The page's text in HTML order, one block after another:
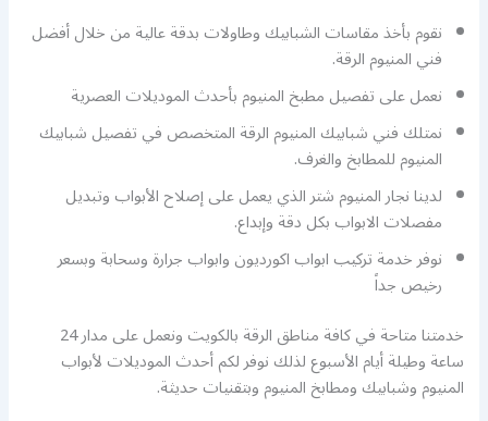
نقوم بأخذ مقاسات الشبابيك وطاولات بدقة عالية من خلال أفضل
فني المنيوم الرقة.
نعمل على تفصيل مطبخ المنيوم بأحدث الموديلات العصرية
نمتلك فني شبابيك المنيوم الرقة المتخصص في تفصيل شبابيك
المنيوم للمطابخ والغرف.
لدينا نجار المنيوم شتر الذي يعمل على إصلاح الأبواب وتبديل
مفصلات الابواب بكل دقة وإبداع.
نوفر خدمة تركيب ابواب اكورديون وابواب جرارة وسحابة وبسعر
رخيص جداً
خدمتنا متاحة في كافة مناطق الرقة بالكويت ونعمل على مدار 24
ساعة وطيلة أيام الأسبوع لذلك نوفر لكم أحدث الموديلات لأبواب
المنيوم وشبابيك ومطابخ المنيوم وبتقنيات حديثة.